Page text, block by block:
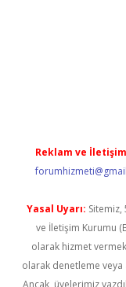
Reklam ve
Yasal Uyarı: Sitemiz,
ve İletişim Kurumu
olarak hizmet
olarak denetleme veya
Ancak, üyelerimiz